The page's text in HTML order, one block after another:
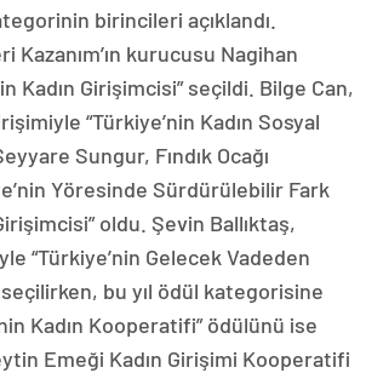
birincileri açıklandı.
Kazanım’ın kurucusu Nagihan
Kadın Girişimcisi” seçildi. Bilge Can,
“Türkiye’nin Kadın Sosyal
Sungur, Fındık Ocağı
Yöresinde Sürdürülebilir Fark
oldu. Şevin Ballıktaş,
“Türkiye’nin Gelecek Vadeden
seçilirken, bu yıl ödül kategorisine
Kadın Kooperatifi” ödülünü ise
Emeği Kadın Girişimi Kooperatifi